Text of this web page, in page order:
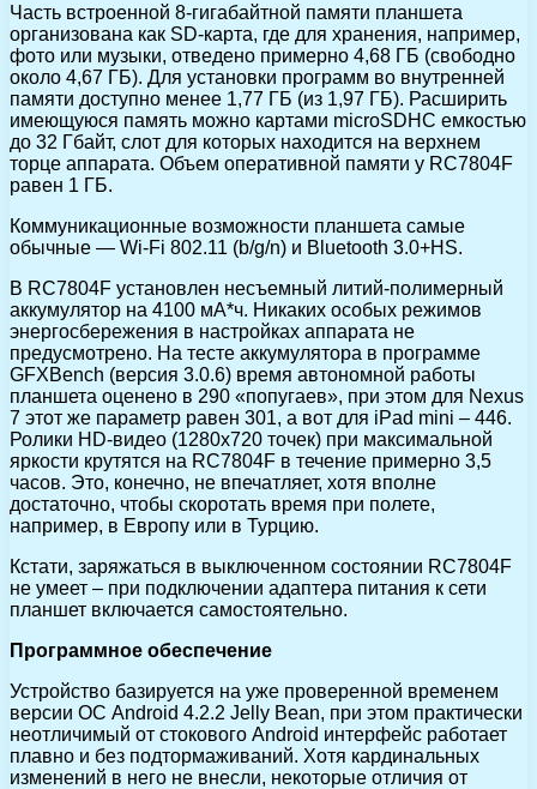
Часть встроенной 8-гигабайтной памяти планшета
организована как SD-карта, где для хранения, например,
фото или музыки, отведено примерно 4,68 ГБ (свободно
около 4,67 ГБ). Для установки программ во внутренней
памяти доступно менее 1,77 ГБ (из 1,97 ГБ). Расширить
имеющуюся память можно картами microSDHC емкостью
до 32 Гбайт, слот для которых находится на верхнем
торце аппарата. Объем оперативной памяти у RC7804F
равен 1 ГБ.
Коммуникационные возможности планшета самые
обычные — Wi-Fi 802.11 (b/g/n) и Bluetooth 3.0+HS.
В RC7804F установлен несъемный литий-полимерный
аккумулятор на 4100 мА*ч. Никаких особых режимов
энергосбережения в настройках аппарата не
предусмотрено. На тесте аккумулятора в программе
GFXBench (версия 3.0.6) время автономной работы
планшета оценено в 290 «попугаев», при этом для Nexus
7 этот же параметр равен 301, а вот для iPad mini – 446.
Ролики HD-видео (1280х720 точек) при максимальной
яркости крутятся на RC7804F в течение примерно 3,5
часов. Это, конечно, не впечатляет, хотя вполне
достаточно, чтобы скоротать время при полете,
например, в Европу или в Турцию.
Кстати, заряжаться в выключенном состоянии RC7804F
не умеет – при подключении адаптера питания к сети
планшет включается самостоятельно.
Программное обеспечение
Устройство базируется на уже проверенной временем
версии ОС Android 4.2.2 Jelly Bean, при этом практически
неотличимый от стокового Android интерфейс работает
плавно и без подтормаживаний. Хотя кардинальных
изменений в него не внесли, некоторые отличия от